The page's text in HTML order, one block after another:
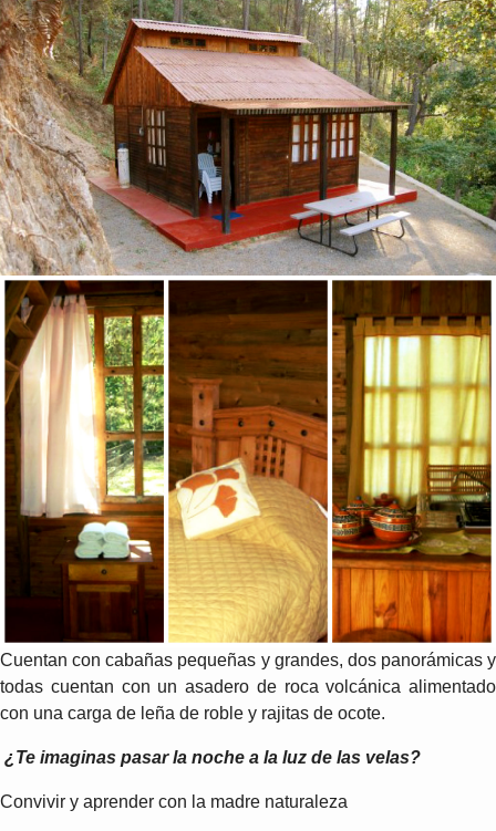
Cuentan con cabañas pequeñas y grandes, dos panorámicas y
todas cuentan con un asadero de roca volcánica alimentado
con una carga de leña de roble y rajitas de ocote.
¿Te imaginas pasar la noche a la luz de las velas?
Convivir y aprender con la madre naturaleza